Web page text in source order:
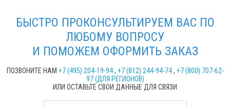
БЫСТРО ПРОКОНСУЛЬТИРУЕМ ВАС ПО
ЛЮБОМУ ВОПРОСУ
И ПОМОЖЕМ ОФОРМИТЬ ЗАКАЗ
ПОЗВОНИТЕ НАМ +7 (495) 204-19-94, +7 (812) 244-94-74, +7 (800) 707-62-
97 (ДЛЯ РЕГИОНОВ)
ИЛИ ОСТАВЬТЕ СВОИ ДАННЫЕ ДЛЯ СВЯЗИ